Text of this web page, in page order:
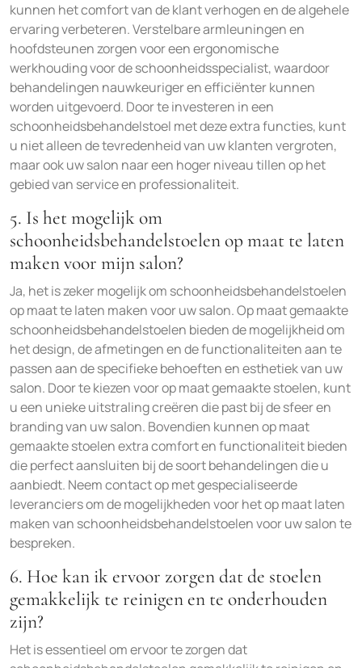
kunnen het comfort van de klant verhogen en de algehele
ervaring verbeteren. Verstelbare armleuningen en
hoofdsteunen zorgen voor een ergonomische
werkhouding voor de schoonheidsspecialist, waardoor
behandelingen nauwkeuriger en efficiënter kunnen
worden uitgevoerd. Door te investeren in een
schoonheidsbehandelstoel met deze extra functies, kunt
u niet alleen de tevredenheid van uw klanten vergroten,
maar ook uw salon naar een hoger niveau tillen op het
gebied van service en professionaliteit.
5. Is het mogelijk om
schoonheidsbehandelstoelen op maat te laten
maken voor mijn salon?
Ja, het is zeker mogelijk om schoonheidsbehandelstoelen
op maat te laten maken voor uw salon. Op maat gemaakte
schoonheidsbehandelstoelen bieden de mogelijkheid om
het design, de afmetingen en de functionaliteiten aan te
passen aan de specifieke behoeften en esthetiek van uw
salon. Door te kiezen voor op maat gemaakte stoelen, kunt
u een unieke uitstraling creëren die past bij de sfeer en
branding van uw salon. Bovendien kunnen op maat
gemaakte stoelen extra comfort en functionaliteit bieden
die perfect aansluiten bij de soort behandelingen die u
aanbiedt. Neem contact op met gespecialiseerde
leveranciers om de mogelijkheden voor het op maat laten
maken van schoonheidsbehandelstoelen voor uw salon te
bespreken.
6. Hoe kan ik ervoor zorgen dat de stoelen
gemakkelijk te reinigen en te onderhouden
zijn?
Het is essentieel om ervoor te zorgen dat